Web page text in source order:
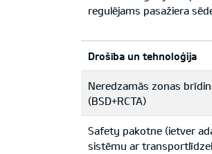
regulējams pasažiera
Drošība un tehnoloģija
Neredzamās zonas
(BSD+RCTA)
Safety pakotne (ietver
sistēmu ar